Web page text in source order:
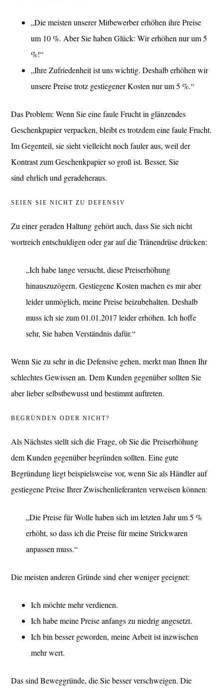
„Die meisten unserer Mitbewerber erhöhen ihre Preise
um 10 %. Aber Sie haben Glück: Wir erhöhen nur um 5
%!“
„Ihre Zufriedenheit ist uns wichtig. Deshalb erhöhen wir
unsere Preise trotz gestiegener Kosten nur um 5 %.“
Das Problem: Wenn Sie eine faule Frucht in glänzendes
Geschenkpapier verpacken, bleibt es trotzdem eine faule Frucht.
Im Gegenteil, sie sieht vielleicht noch fauler aus, weil der
Kontrast zum Geschenkpapier so groß ist. Besser, Sie
sind ehrlich und geradeheraus.
SEIEN SIE NICHT ZU DEFENSIV
Zu einer geraden Haltung gehört auch, dass Sie sich nicht
wortreich entschuldigen oder gar auf die Tränendrüse drücken:
„Ich habe lange versucht, diese Preiserhöhung
hinauszuzögern. Gestiegene Kosten machen es mir aber
leider unmöglich, meine Preise beizubehalten. Deshalb
muss ich sie zum 01.01.2017 leider erhöhen. Ich hoffe
sehr, Sie haben Verständnis dafür.“
Wenn Sie zu sehr in die Defensive gehen, merkt man Ihnen Ihr
schlechtes Gewissen an. Dem Kunden gegenüber sollten Sie
aber lieber selbstbewusst und bestimmt auftreten.
BEGRÜNDEN ODER NICHT?
Als Nächstes stellt sich die Frage, ob Sie die Preiserhöhung
dem Kunden gegenüber begründen sollten. Eine gute
Begründung liegt beispielsweise vor, wenn Sie als Händler auf
gestiegene Preise Ihrer Zwischenlieferanten verweisen können:
„Die Preise für Wolle haben sich im letzten Jahr um 5 %
erhöht, so dass ich die Preise für meine Strickwaren
anpassen muss.“
Die meisten anderen Gründe sind eher weniger geeignet:
Ich möchte mehr verdienen.
Ich habe meine Preise anfangs zu niedrig angesetzt.
Ich bin besser geworden, meine Arbeit ist inzwischen
mehr wert.
Das sind Beweggründe, die Sie besser verschweigen. Die